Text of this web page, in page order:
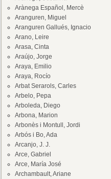
Arànega Español, Mercè
Aranguren, Miguel
Aranguren Gallués, Ignacio
Arano, Leire
Arasa, Cinta
Araújo, Jorge
Araya, Emilio
Araya, Rocío
Arbat Serarols, Carles
Arbelo, Pepa
Arboleda, Diego
Arbona, Marion
Arbonès i Montull, Jordi
Arbós i Bo, Ada
Arcanjo, J. J.
Arce, Gabriel
Arce, María José
Archambault, Ariane